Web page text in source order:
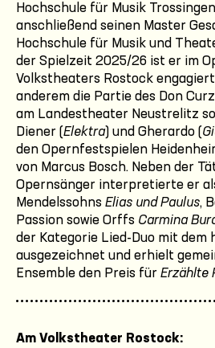
Hochschule für Musik
anschließend seinen Master
Hochschule für Musik und
der Spielzeit 2025/26 ist er im
Volkstheaters Rostock
anderem die Partie des Don
am Landestheater Neustrelitz
Diener (Elektra) und Gherardo (
den Opernfestspielen
von Marcus Bosch. Neben der
Opernsänger interpretierte er
Mendelssohns Elias und Paulus,
Passion sowie Orffs Carmina
der Kategorie Lied-Duo mit dem
ausgezeichnet und erhielt
Ensemble den Preis für Erzählte
Am Volkstheater Rostock: